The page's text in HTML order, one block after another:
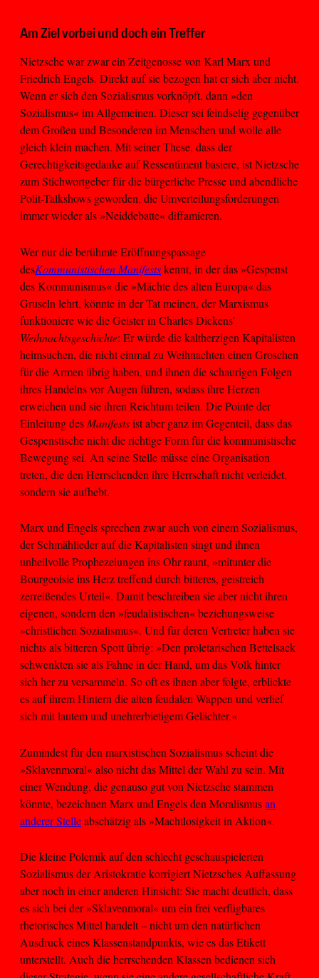
Am Ziel vorbei und doch ein Treffer
Nietzsche war zwar ein Zeitgenosse von Karl Marx und
Friedrich Engels. Direkt auf sie bezogen hat er sich aber nicht.
Wenn er sich den Sozialismus vorknöpft, dann »den
Sozialismus« im Allgemeinen. Dieser sei feindselig gegenüber
dem Großen und Besonderen im Menschen und wolle alle
gleich klein machen. Mit seiner These, dass der
Gerechtigkeitsgedanke auf Ressentiment basiere, ist Nietzsche
zum Stichwortgeber für die bürgerliche Presse und abendliche
Polit-Talkshows geworden, die Umverteilungsforderungen
immer wieder als »Neiddebatte« diffamieren.
Wer nur die berühmte Eröffnungspassage
desKommunistischen Manifestskennt, in der das »Gespenst
des Kommunismus« die »Mächte des alten Europa« das
Gruseln lehrt, könnte in der Tat meinen, der Marxismus
funktioniere wie die Geister in Charles Dickens’
Weihnachtsgeschichte: Er würde die kaltherzigen Kapitalisten
heimsuchen, die nicht einmal zu Weihnachten einen Groschen
für die Armen übrig haben, und ihnen die schaurigen Folgen
ihres Handelns vor Augen führen, sodass ihre Herzen
erweichen und sie ihren Reichtum teilen. Die Pointe der
Einleitung des Manifestsist aber ganz im Gegenteil, dass das
Gespenstische nicht die richtige Form für die kommunistische
Bewegung sei. An seine Stelle müsse eine Organisation
treten, die den Herrschenden ihre Herrschaft nicht verleidet,
sondern sie aufhebt.
Marx und Engels sprechen zwar auch von einem Sozialismus,
der Schmählieder auf die Kapitalisten singt und ihnen
unheilvolle Prophezeiungen ins Ohr raunt, »mitunter die
Bourgeoisie ins Herz treffend durch bitteres, geistreich
zerreißendes Urteil«. Damit beschreiben sie aber nicht ihren
eigenen, sondern den »feudalistischen« beziehungsweise
»christlichen Sozialismus«. Und für deren Vertreter haben sie
nichts als bitteren Spott übrig: »Den proletarischen Bettelsack
schwenkten sie als Fahne in der Hand, um das Volk hinter
sich her zu versammeln. So oft es ihnen aber folgte, erblickte
es auf ihrem Hintern die alten feudalen Wappen und verlief
sich mit lautem und unehrerbietigem Gelächter.«
Zumindest für den marxistischen Sozialismus scheint die
»Sklavenmoral« also nicht das Mittel der Wahl zu sein. Mit
einer Wendung, die genauso gut von Nietzsche stammen
könnte, bezeichnen Marx und Engels den Moralismusan
anderer Stelleabschätzig als »Machtlosigkeit in Aktion«.
Die kleine Polemik auf den schlecht geschauspielerten
Sozialismus der Aristokratie korrigiert Nietzsches Auffassung
aber noch in einer anderen Hinsicht: Sie macht deutlich, dass
es sich bei der »Sklavenmoral« um ein frei verfügbares
rhetorisches Mittel handelt – nicht um den natürlichen
Ausdruck eines Klassenstandpunkts, wie es das Etikett
unterstellt. Auch die herrschenden Klassen bedienen sich